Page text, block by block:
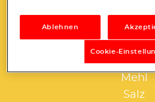
Dazu
1 leeres und
Mehl
Salz
Ablehnen
Cookie-